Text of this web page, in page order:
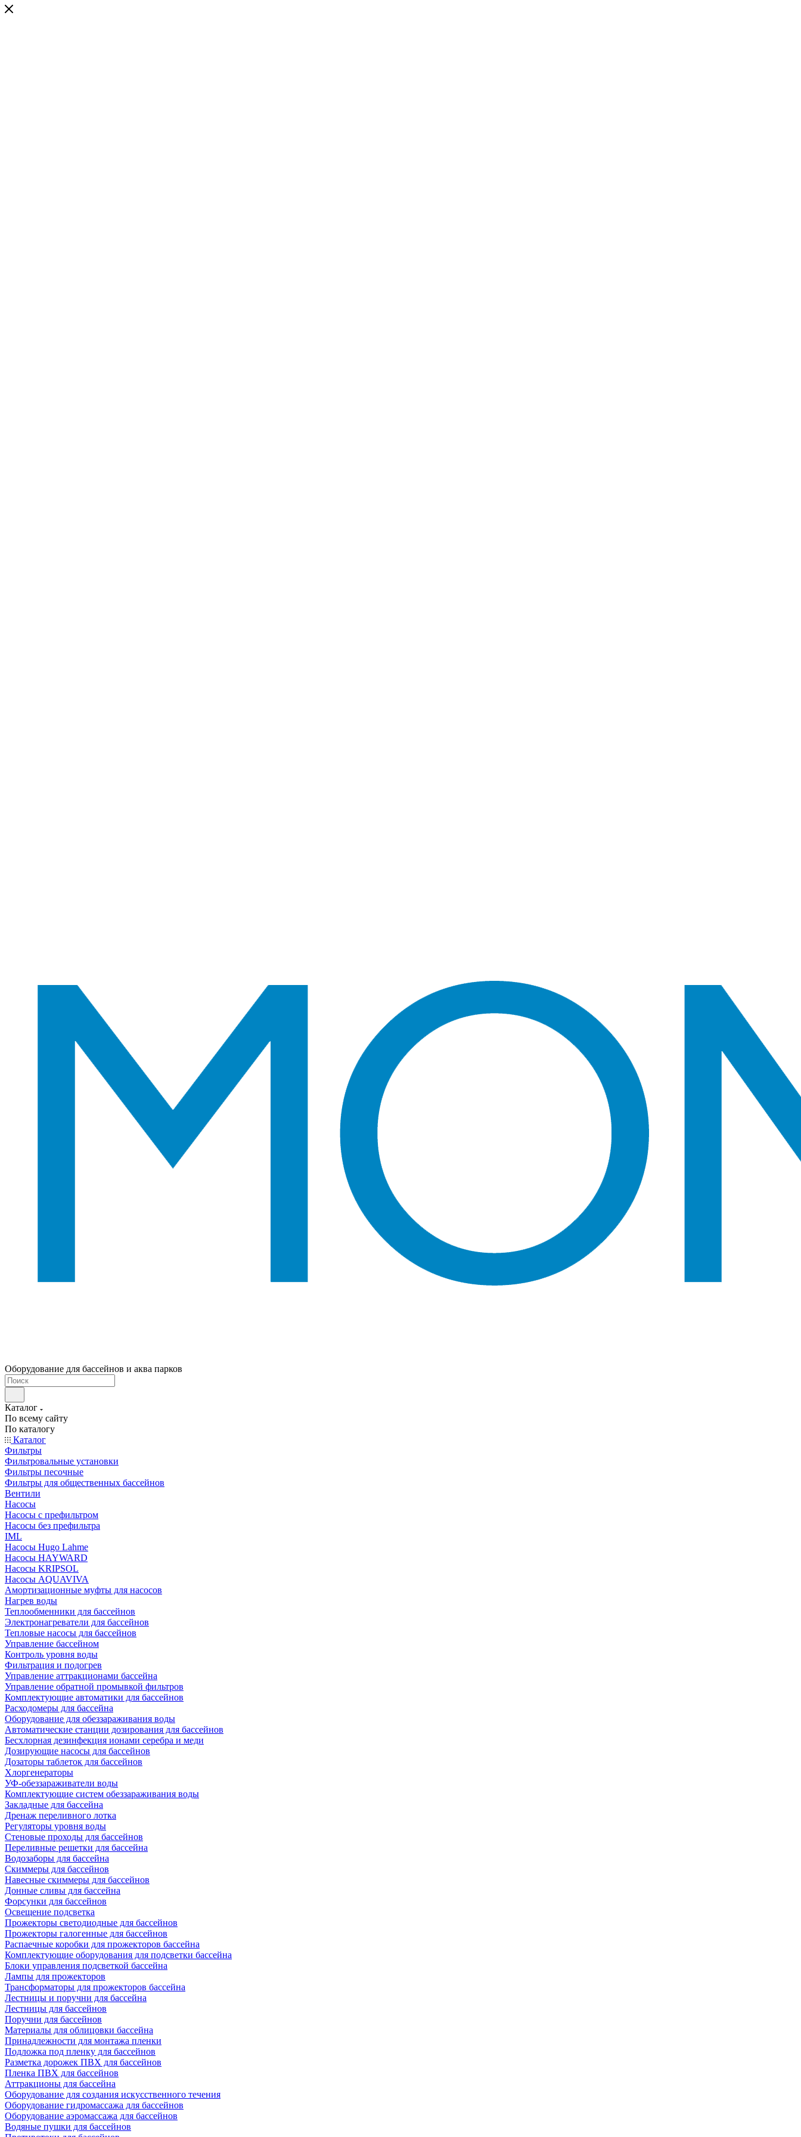
Оборудование для бассейнов и аква парков
Каталог
По всему сайту
По каталогу
Каталог
Фильтры
Фильтровальные установки
Фильтры песочные
Фильтры для общественных бассейнов
Вентили
Насосы
Насосы с префильтром
Насосы без префильтра
IML
Насосы Hugo Lahme
Насосы HAYWARD
Насосы KRIPSOL
Насосы AQUAVIVA
Амортизационные муфты для насосов
Нагрев воды
Теплообменники для бассейнов
Электронагреватели для бассейнов
Тепловые насосы для бассейнов
Управление бассейном
Контроль уровня воды
Фильтрация и подогрев
Управление аттракционами бассейна
Управление обратной промывкой фильтров
Комплектующие автоматики для бассейнов
Расходомеры для бассейна
Оборудование для обеззараживания воды
Автоматические станции дозирования для бассейнов
Беcхлорная дезинфекция ионами серебра и меди
Дозирующие насосы для бассейнов
Дозаторы таблеток для бассейнов
Хлоргенераторы
УФ-обеззараживатели воды
Комплектующие систем обеззараживания воды
Закладные для бассейна
Дренаж переливного лотка
Регуляторы уровня воды
Стеновые проходы для бассейнов
Переливные решетки для бассейна
Водозаборы для бассейна
Скиммеры для бассейнов
Навесные скиммеры для бассейнов
Донные сливы для бассейна
Форсунки для бассейнов
Освещение подсветка
Прожекторы светодиодные для бассейнов
Прожекторы галогенные для бассейнов
Распаечные коробки для прожекторов бассейна
Комплектующие оборудования для подсветки бассейна
Блоки управления подсветкой бассейна
Лампы для прожекторов
Трансформаторы для прожекторов бассейна
Лестницы и поручни для бассейна
Лестницы для бассейнов
Поручни для бассейнов
Материалы для облицовки бассейна
Принадлежности для монтажа пленки
Подложка под пленку для бассейнов
Разметка дорожек ПВХ для бассейнов
Пленка ПВХ для бассейнов
Аттракционы для бассейна
Оборудование для создания искусственного течения
Оборудование гидромассажа для бассейнов
Оборудование аэромассажа для бассейнов
Водяные пушки для бассейнов